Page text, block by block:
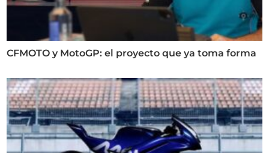
CFMOTO y MotoGP: el proyecto que ya toma forma